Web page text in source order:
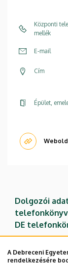
Központi
mellék
E-mail
Cím
Épület,
Dolgozói
DE
A Debreceni
rendelkezésére